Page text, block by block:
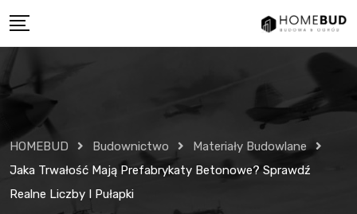
to
HOMEBUD Budownictwo
Materiały Budowlane
Jaka Trwałość Mają Prefabrykaty Betonowe? Sprawdź
Realne Liczby I Pułapki